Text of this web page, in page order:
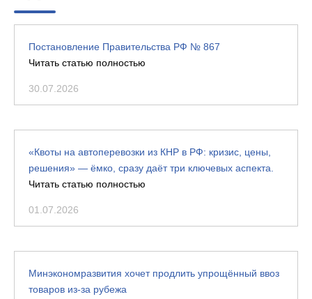
Постановление Правительства РФ № 867
Читать статью полностью
30.07.2026
«Квоты на автоперевозки из КНР в РФ: кризис, цены,
решения» — ёмко, сразу даёт три ключевых аспекта.
Читать статью полностью
01.07.2026
Минэкономразвития хочет продлить упрощённый ввоз
товаров из-за рубежа